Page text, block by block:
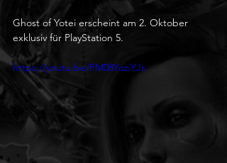
Ghost of Yotei erscheint am 2. Oktober
exklusiv für PlayStation 5.
https://youtu.be/FM08YoziYJs